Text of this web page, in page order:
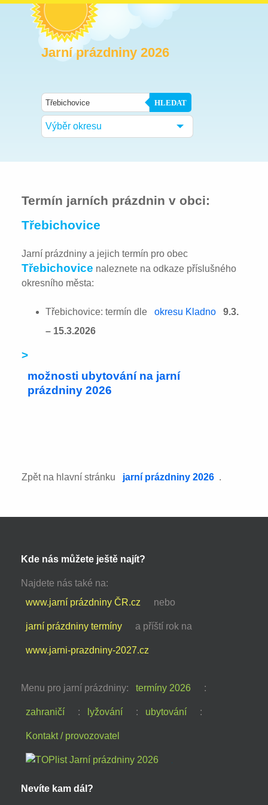
Jarní prázdniny 2026
HLEDAT
Výběr okresu
Termín jarních prázdnin v obci:
Třebichovice
Jarní prázdniny a jejich termín pro obec
Třebichovice naleznete na odkaze příslušného
okresního města:
Třebichovice: termín dle okresu Kladno
9.3.
– 15.3.2026
>
možnosti ubytování na jarní
prázdniny 2026
Zpět na hlavní stránku jarní prázdniny 2026 .
Kde nás můžete ještě najít?
Najdete nás také na:
www.jarní prázdniny ČR.cz
nebo
jarní prázdniny termíny a příští rok na
www.jarni-prazdniny-2027.cz
Menu pro jarní prázdniny: termíny 2026 :
zahraničí : lyžování : ubytování :
Kontakt / provozovatel
Nevíte kam dál?